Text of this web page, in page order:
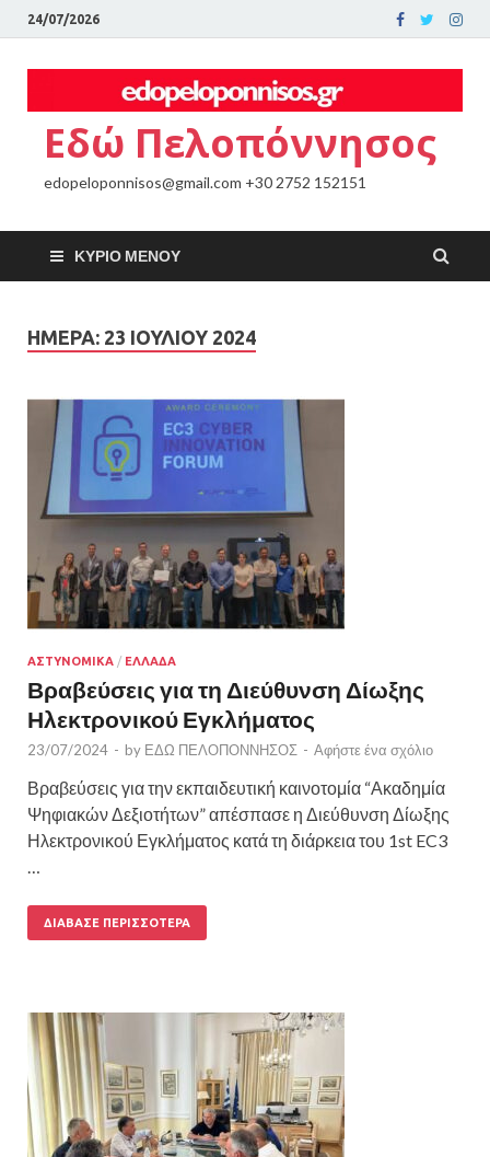
24/07/2026
Εδώ Πελοπόννησος
edopeloponnisos@gmail.com +30 2752 152151
ΚΎΡΙΟ ΜΕΝΟΎ
ΗΜΈΡΑ: 23 ΙΟΥΛΊΟΥ 2024
ΑΣΤΥΝΟΜΙΚΑ / ΕΛΛΑΔΑ
Βραβεύσεις για τη Διεύθυνση Δίωξης
Ηλεκτρονικού Εγκλήματος
23/07/2024 - by ΕΔΩ ΠΕΛΟΠΟΝΝΗΣΟΣ - Αφήστε ένα σχόλιο
Βραβεύσεις για την εκπαιδευτική καινοτομία “Ακαδημία
Ψηφιακών Δεξιοτήτων” απέσπασε η Διεύθυνση Δίωξης
Ηλεκτρονικού Εγκλήματος κατά τη διάρκεια του 1st EC3
ΔΙΆΒΑΣΕ ΠΕΡΙΣΣΌΤΕΡΑ